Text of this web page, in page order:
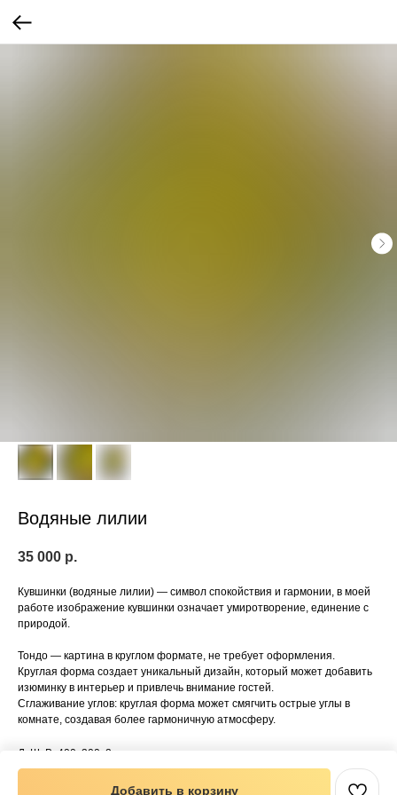
Водяные лилии
35 000 р.
Добавить в корзину
Кувшинки (водяные лилии) — символ спокойствия и гармонии, в моей
работе изображение кувшинки означает умиротворение, единение с
природой.
Тондо — картина в круглом формате, не требует оформления.
Круглая форма создает уникальный дизайн, который может добавить
изюминку в интерьер и привлечь внимание гостей.
Сглаживание углов: круглая форма может смягчить острые углы в
комнате, создавая более гармоничную атмосферу.
ДxШxВ: 400x300x2 мм
Вес: 2000 г